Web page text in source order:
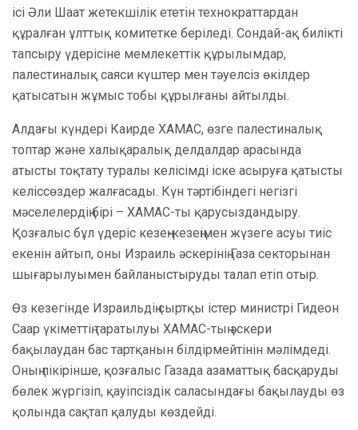
ісі Әли Шаат жетекшілік ететін технократтардан
құралған ұлттық комитетке беріледі. Сондай-ақ билікті
тапсыру үдерісіне мемлекеттік құрылымдар,
палестиналық саяси күштер мен тәуелсіз өкілдер
қатысатын жұмыс тобы құрылғаны айтылды.
Алдағы күндері Каирде ХАМАС, өзге палестиналық
топтар және халықаралық делдалдар арасында
атысты тоқтату туралы келісімді іске асыруға қатысты
келіссөздер жалғасады. Күн тәртібіндегі негізгі
мәселелердің бірі – ХАМАС-ты қарусыздандыру.
Қозғалыс бұл үдеріс кезең-кезеңімен жүзеге асуы тиіс
екенін айтып, оны Израиль әскерінің Газа секторынан
шығарылуымен байланыстыруды талап етіп отыр.
Өз кезегінде Израильдің сыртқы істер министрі Гидеон
Саар үкіметтің таратылуы ХАМАС-тың әскери
бақылаудан бас тартқанын білдірмейтінін мәлімдеді.
Оның пікірінше, қозғалыс Газада азаматтық басқаруды
бөлек жүргізіп, қауіпсіздік саласындағы бақылауды өз
қолында сақтап қалуды көздейді.